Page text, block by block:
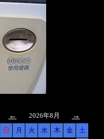
← 2026年8月 →
日 月 火 水 木 金
土